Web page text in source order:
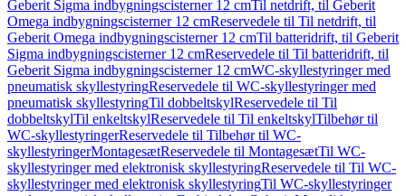
Geberit Sigma indbygningscisterner 12 cmTil netdrift, til Geberit
Omega indbygningscisterner 12 cmReservedele til Til netdrift, til
Geberit Omega indbygningscisterner 12 cmTil batteridrift, til Geberit
Sigma indbygningscisterner 12 cmReservedele til Til batteridrift, til
Geberit Sigma indbygningscisterner 12 cmWC-skyllestyringer med
pneumatisk skyllestyringReservedele til WC-skyllestyringer med
pneumatisk skyllestyringTil dobbeltskylReservedele til Til
dobbeltskylTil enkeltskylReservedele til Til enkeltskylTilbehør til
WC-skyllestyringerReservedele til Tilbehør til WC-
skyllestyringerMontagesætReservedele til MontagesætTil WC-
skyllestyringer med elektronisk skyllestyringReservedele til Til WC-
skyllestyringer med elektronisk skyllestyringTil WC-skyllestyringer